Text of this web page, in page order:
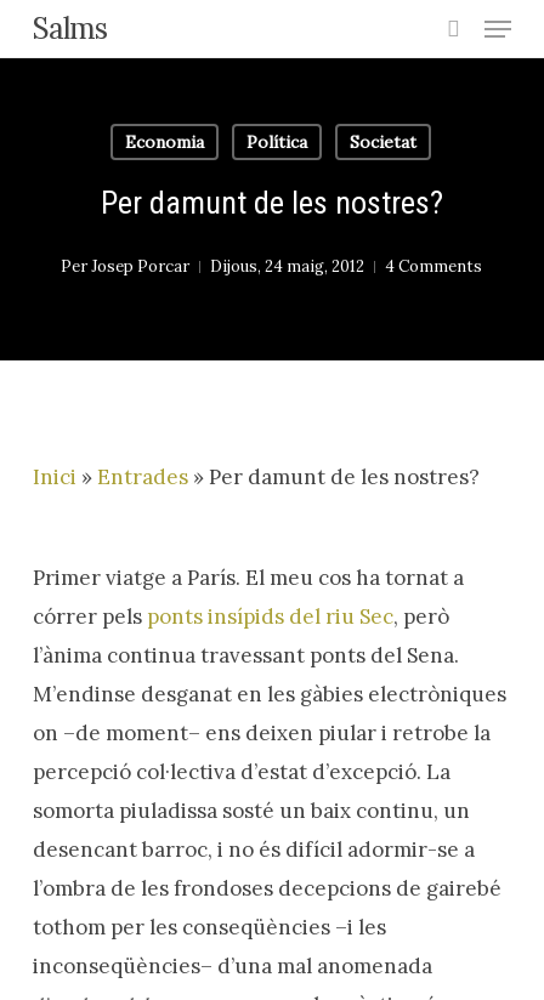
Skip
to
Salms
search
Menu
Economia Política Societat
Per damunt de les nostres?
PerJosep Porcar Dijous, 24 maig, 2012 4 Comments
Inici »Entrades»Per damunt de les nostres?
Primer viatge a París. El meu cos ha tornat a
córrer pels ponts insípids del riu Sec, però
l’ànima continua travessant ponts del Sena.
M’endinse desganat en les gàbies electròniques
on –de moment– ens deixen piular i retrobe la
percepció col·lectiva d’estat d’excepció. La
somorta piuladissa sosté un baix continu, un
desencant barroc, i no és difícil adormir-se a
l’ombra de les frondoses decepcions de gairebé
tothom per les conseqüències –i les
inconseqüències– d’una mal anomenada